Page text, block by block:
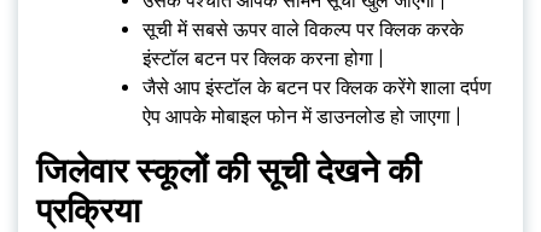
सूची में सबसे ऊपर वाले विकल्प पर क्लिक करके
इंस्टॉल बटन पर क्लिक करना होगा |
जैसे आप इंस्टॉल के बटन पर क्लिक करेंगे शाला दर्पण
ऐप आपके मोबाइल फोन में डाउनलोड हो जाएगा |
जिलेवार स्कूलों की सूची देखने की
प्रक्रिया